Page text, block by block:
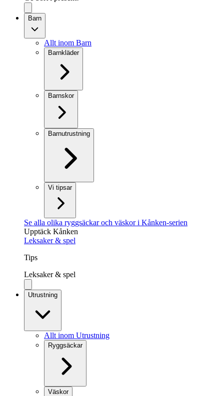
Barn
Allt inom Barn
Barnkläder
Barnskor
Barnutrustning
Vi tipsar
Se alla olika ryggsäckar och väskor i Kånken-serien
Upptäck Kånken
Leksaker & spel
Tips
Leksaker & spel
Utrustning
Allt inom Utrustning
Ryggsäckar
Väskor